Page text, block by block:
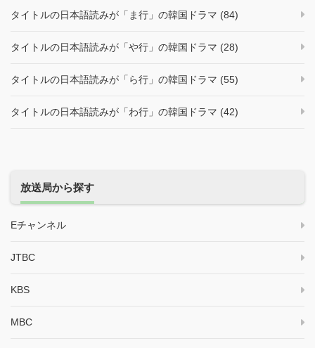
タイトルの日本語読みが「ま行」の韓国ドラマ (84)
タイトルの日本語読みが「や行」の韓国ドラマ (28)
タイトルの日本語読みが「ら行」の韓国ドラマ (55)
タイトルの日本語読みが「わ行」の韓国ドラマ (42)
放送局から探す
Eチャンネル
JTBC
KBS
MBC